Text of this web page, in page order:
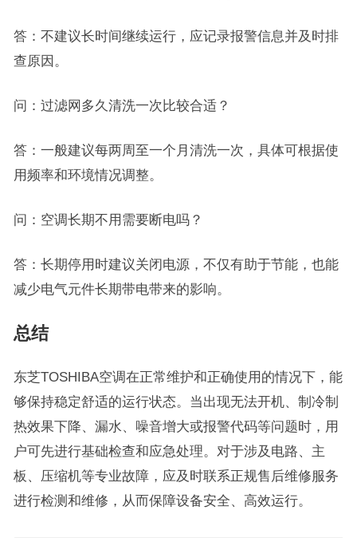
答：不建议长时间继续运行，应记录报警信息并及时排
查原因。
问：过滤网多久清洗一次比较合适？
答：一般建议每两周至一个月清洗一次，具体可根据使
用频率和环境情况调整。
问：空调长期不用需要断电吗？
答：长期停用时建议关闭电源，不仅有助于节能，也能
减少电气元件长期带电带来的影响。
总结
东芝TOSHIBA空调在正常维护和正确使用的情况下，能
够保持稳定舒适的运行状态。当出现无法开机、制冷制
热效果下降、漏水、噪音增大或报警代码等问题时，用
户可先进行基础检查和应急处理。对于涉及电路、主
板、压缩机等专业故障，应及时联系正规售后维修服务
进行检测和维修，从而保障设备安全、高效运行。